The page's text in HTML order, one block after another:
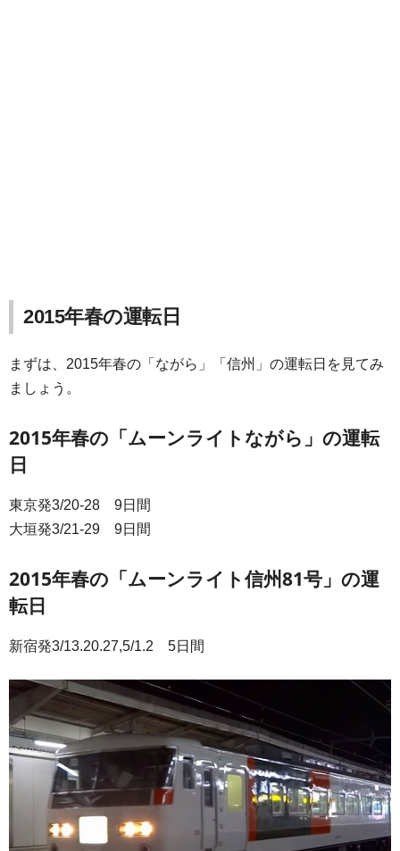
2015年春の運転日
まずは、2015年春の「ながら」「信州」の運転日を見てみ
ましょう。
2015年春の「ムーンライトながら」の運転
日
東京発3/20-28 9日間
大垣発3/21-29 9日間
2015年春の「ムーンライト信州81号」の運
転日
新宿発3/13.20.27,5/1.2 5日間